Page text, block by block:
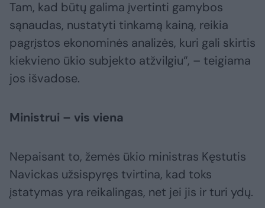
Tam, kad būtų galima įvertinti gamybos
sąnaudas, nustatyti tinkamą kainą, reikia
pagrįstos ekonominės analizės, kuri gali skirtis
kiekvieno ūkio subjekto atžvilgiu“, – teigiama
jos išvadose.
Ministrui – vis viena
Nepaisant to, žemės ūkio ministras Kęstutis
Navickas užsispyręs tvirtina, kad toks
įstatymas yra reikalingas, net jei jis ir turi ydų.